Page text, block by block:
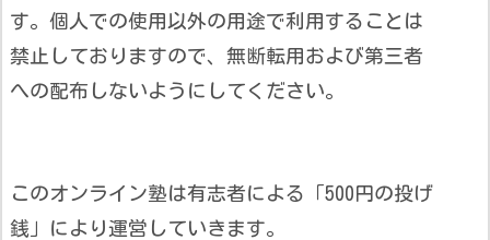
す。個人での使用以外の用途で利用することは
禁止しておりますので、無断転用および第三者
への配布しないようにしてください。
このオンライン塾は有志者による「500円の投げ
銭」により運営していきます。